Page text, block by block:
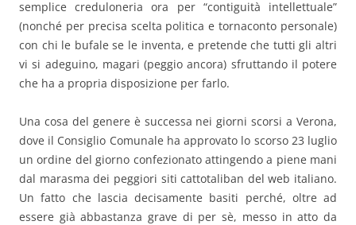
semplice creduloneria ora per “contiguità intellettuale”
(nonché per precisa scelta politica e tornaconto personale)
con chi le bufale se le inventa, e pretende che tutti gli altri
vi si adeguino, magari (peggio ancora) sfruttando il potere
che ha a propria disposizione per farlo.
Una cosa del genere è successa nei giorni scorsi a Verona,
dove il Consiglio Comunale ha approvato lo scorso 23 luglio
un ordine del giorno confezionato attingendo a piene mani
dal marasma dei peggiori siti cattotaliban del web italiano.
Un fatto che lascia decisamente basiti perché, oltre ad
essere già abbastanza grave di per sè, messo in atto da